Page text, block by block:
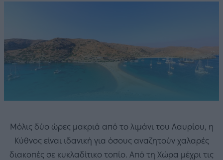
Μόλις δύο ώρες μακριά από το λιμάνι του Λαυρίου, η
Κύθνος είναι ιδανική για όσους αναζητούν χαλαρές
διακοπές σε κυκλαδίτικο τοπίο. Από τη Χώρα μέχρι τις